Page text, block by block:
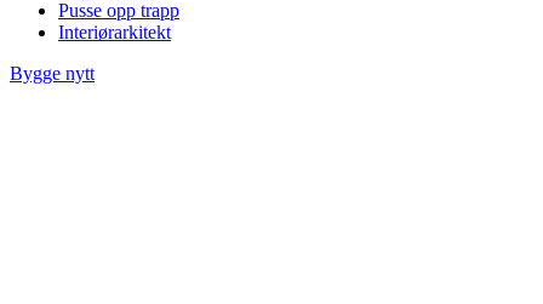
Pusse opp trapp
Interiørarkitekt
Bygge nytt